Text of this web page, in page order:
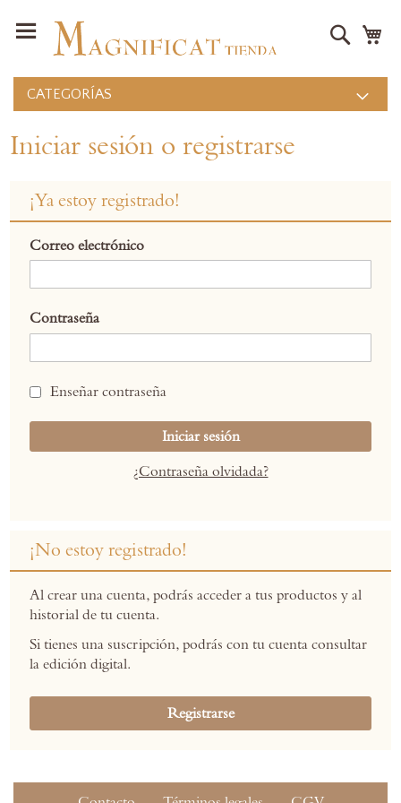
Buscar
CATEGORÍAS
Iniciar sesión o registrarse
¡Ya estoy registrado!
Correo electrónico
Contraseña
Enseñar contraseña
Iniciar sesión
¿Contraseña olvidada?
¡No estoy registrado!
Al crear una cuenta, podrás acceder a tus productos y al
historial de tu cuenta.
Si tienes una suscripción, podrás con tu cuenta consultar
la edición digital.
Registrarse